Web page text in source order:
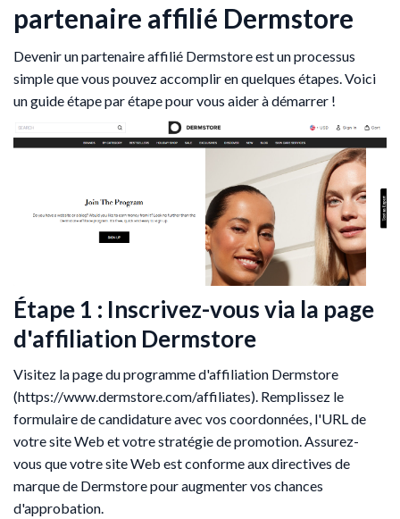
partenaire affilié Dermstore
Devenir un partenaire affilié Dermstore est un processus
simple que vous pouvez accomplir en quelques étapes. Voici
un guide étape par étape pour vous aider à démarrer !
Étape 1 : Inscrivez-vous via la page
d'affiliation Dermstore
Visitez la page du programme d'affiliation Dermstore
(https://www.dermstore.com/affiliates). Remplissez le
formulaire de candidature avec vos coordonnées, l'URL de
votre site Web et votre stratégie de promotion. Assurez-
vous que votre site Web est conforme aux directives de
marque de Dermstore pour augmenter vos chances
d'approbation.